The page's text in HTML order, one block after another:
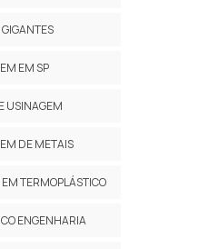
EM SP
USINAGEM
DE METAIS
TERMOPLÁSTICO
ENGENHARIA